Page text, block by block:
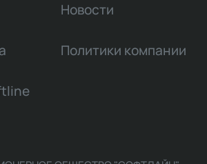
Новости
Политики компании